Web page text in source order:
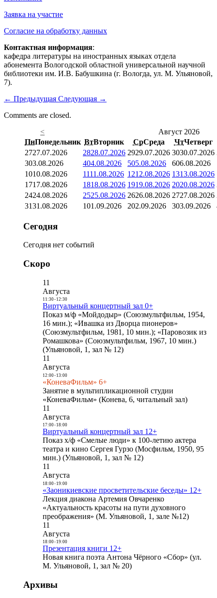
Заявка на участие
Согласие на обработку данных
Контактная информация:
кафедра литературы на иностранных языках отдела
абонемента Вологодской областной универсальной научной
библиотеки им. И.В. Бабушкина (г. Вологда, ул. М. Ульяновой,
7).
← Предыдущая Следующая →
Comments are closed.
<
Август 2026
ПнПонедельник ВтВторник СрСреда ЧтЧетверг
2727.07.2026 2828.07.2026 2929.07.2026 3030.07.2026
303.08.2026 404.08.2026 505.08.2026 606.08.2026
1010.08.2026 1111.08.2026 1212.08.2026 1313.08.2026
1717.08.2026 1818.08.2026 1919.08.2026 2020.08.2026
2424.08.2026 2525.08.2026 2626.08.2026 2727.08.2026
3131.08.2026 101.09.2026 202.09.2026 303.09.2026
Сегодня
Сегодня нет событий
Скоро
11
Августа
11:30- 12:30
Виртуальный концертный зал 0+
Показ м/ф «Мойдодыр» (Союзмультфильм, 1954,
16 мин.); «Ивашка из Дворца пионеров»
(Союзмультфильм, 1981, 10 мин.); «Паровозик из
Ромашкова» (Союзмультфильм, 1967, 10 мин.)
(Ульяновой, 1, зал № 12)
11
Августа
12:00- 13:00
«КоневаФильм» 6+
Занятие в мультипликационной студии
«КоневаФильм» (Конева, 6, читальный зал)
11
Августа
17:00- 18:00
Виртуальный концертный зал 12+
Показ х/ф «Смелые люди» к 100-летию актера
театра и кино Сергея Гурзо (Мосфильм, 1950, 95
мин.) (Ульяновой, 1, зал № 12)
11
Августа
18:00- 19:00
«Заоникиевские просветительские беседы» 12+
Лекция диакона Артемия Овчаренко
«Актуальность красоты на пути духовного
преображения» (М. Ульяновой, 1, зале №12)
11
Августа
18:00- 19:00
Презентация книги 12+
Новая книга поэта Антона Чёрного «Сбор» (ул.
М. Ульяновой, 1, зал № 20)
Архивы